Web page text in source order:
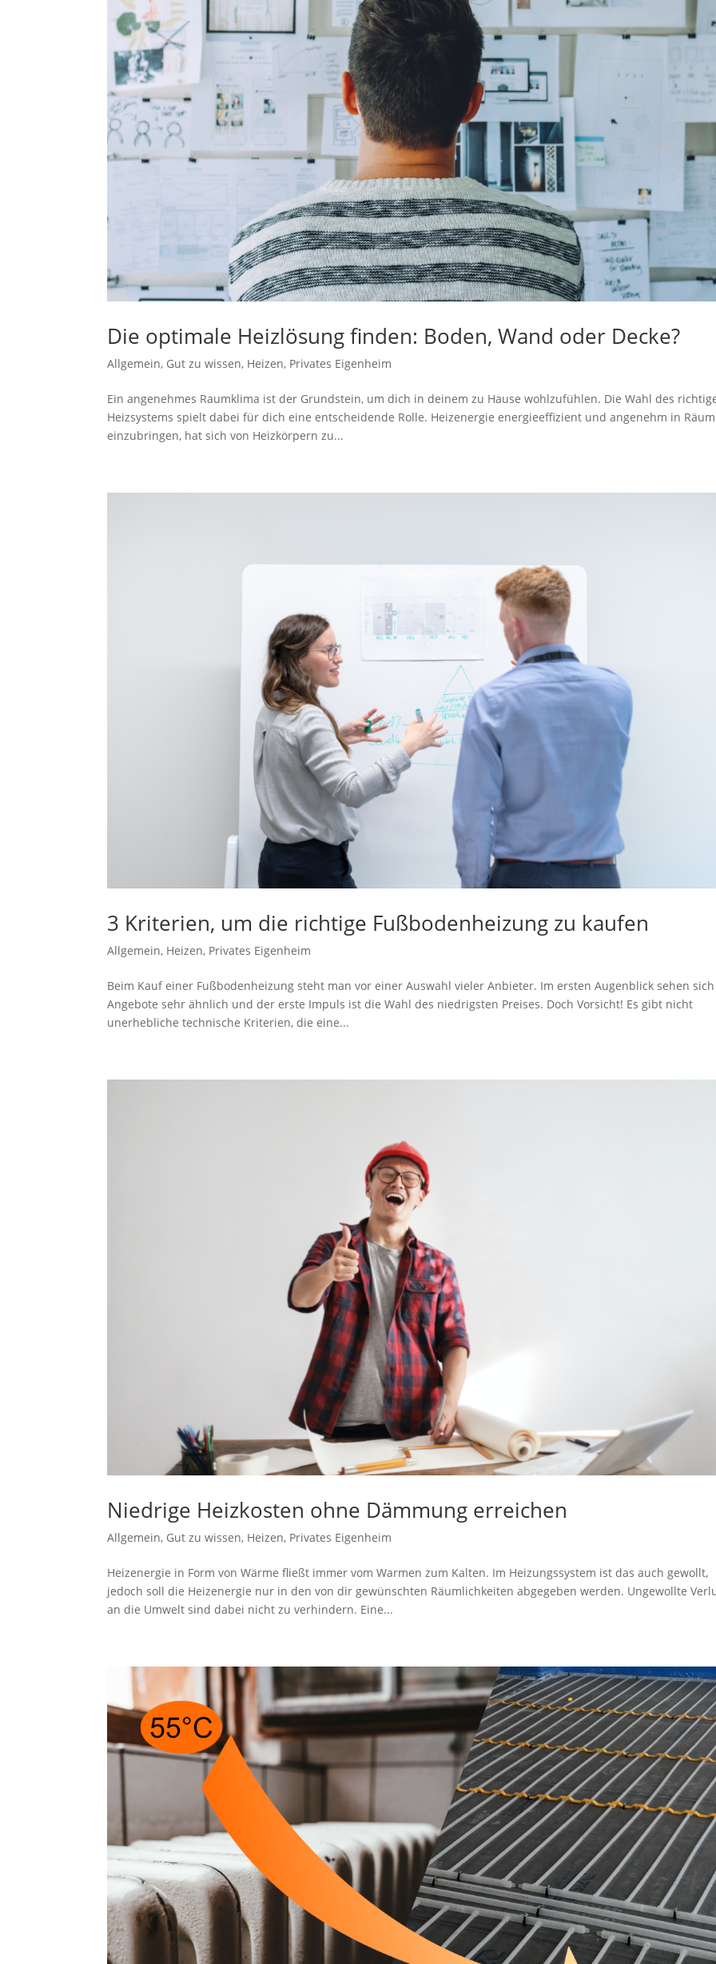
Die optimale Heizlösung finden: Boden, Wand oder Decke?
Allgemein, Gut zu wissen, Heizen, Privates Eigenheim
Ein angenehmes Raumklima ist der Grundstein, um dich in deinem zu Hause wohlzufühlen. Die Wahl des
Heizsystems spielt dabei für dich eine entscheidende Rolle. Heizenergie energieeffizient und angenehm in
einzubringen, hat sich von Heizkörpern zu...
3 Kriterien, um die richtige Fußbodenheizung zu kaufen
Allgemein, Heizen, Privates Eigenheim
Beim Kauf einer Fußbodenheizung steht man vor einer Auswahl vieler Anbieter. Im ersten Augenblick sehen
Angebote sehr ähnlich und der erste Impuls ist die Wahl des niedrigsten Preises. Doch Vorsicht! Es gibt nicht
unerhebliche technische Kriterien, die eine...
Niedrige Heizkosten ohne Dämmung erreichen
Allgemein, Gut zu wissen, Heizen, Privates Eigenheim
Heizenergie in Form von Wärme fließt immer vom Warmen zum Kalten. Im Heizungssystem ist das auch gewollt,
jedoch soll die Heizenergie nur in den von dir gewünschten Räumlichkeiten abgegeben werden. Ungewollte
an die Umwelt sind dabei nicht zu verhindern. Eine...